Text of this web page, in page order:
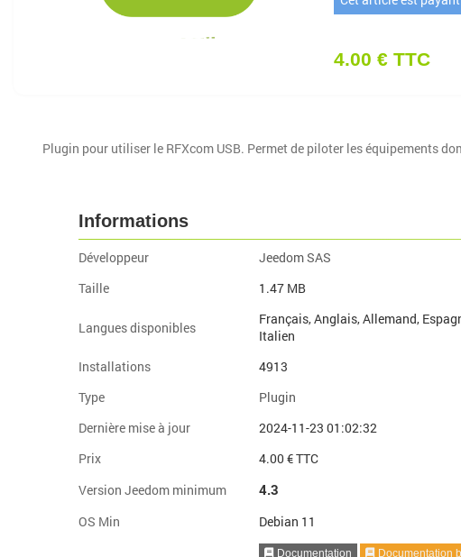
4.00 € TTC
Plugin pour utiliser le RFXcom USB. Permet de piloter les équipements
Informations
Développeur
Jeedom SAS
Taille
1.47 MB
Langues disponibles
Français, Anglais, Allemand,
Italien
Installations
4913
Type
Plugin
Dernière mise à jour
2024-11-23 01:02:32
Prix
4.00 € TTC
Version Jeedom minimum
4.3
OS Min Debian 11
Documentation Documentation